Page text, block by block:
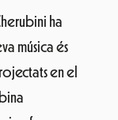
ha
música és
en el